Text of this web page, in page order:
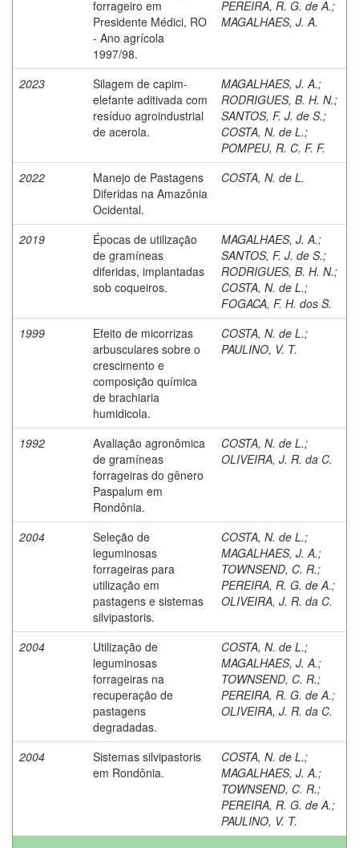
forrageiro em
Presidente Médici, RO
- Ano agrícola
1997/98.
PEREIRA, R. G. de A.;
MAGALHAES, J. A.
2023
Silagem de capim-
elefante aditivada com
resíduo agroindustrial
de acerola.
MAGALHAES, J. A.;
RODRIGUES, B. H. N.;
SANTOS, F. J. de S.;
COSTA, N. de L.;
POMPEU, R. C. F. F.
2022
Manejo de Pastagens
Diferidas na Amazônia
Ocidental.
COSTA, N. de L.
2019
Épocas de utilização
de gramíneas
diferidas, implantadas
sob coqueiros.
MAGALHAES, J. A.;
SANTOS, F. J. de S.;
RODRIGUES, B. H. N.;
COSTA, N. de L.;
FOGACA, F. H. dos S.
1999
Efeito de micorrizas
arbusculares sobre o
crescimento e
composição química
de brachiaria
humidicola.
COSTA, N. de L.;
PAULINO, V. T.
1992
Avaliação agronômica
de gramíneas
forrageiras do gênero
Paspalum em
Rondônia.
COSTA, N. de L.;
OLIVEIRA, J. R. da C.
2004
Seleção de
leguminosas
forrageiras para
utilização em
pastagens e sistemas
silvipastoris.
COSTA, N. de L.;
MAGALHAES, J. A.;
TOWNSEND, C. R.;
PEREIRA, R. G. de A.;
OLIVEIRA, J. R. da C.
2004
Utilização de
leguminosas
forrageiras na
recuperação de
pastagens
degradadas.
COSTA, N. de L.;
MAGALHAES, J. A.;
TOWNSEND, C. R.;
PEREIRA, R. G. de A.;
OLIVEIRA, J. R. da C.
2004
Sistemas silvipastoris
em Rondônia.
COSTA, N. de L.;
MAGALHAES, J. A.;
TOWNSEND, C. R.;
PEREIRA, R. G. de A.;
PAULINO, V. T.